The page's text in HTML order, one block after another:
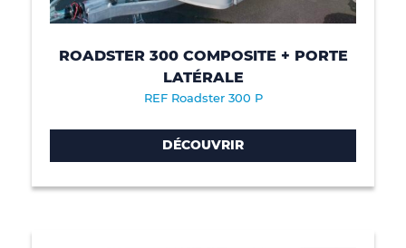
ROADSTER 300 COMPOSITE + PORTE
LATÉRALE
REF Roadster 300 P
DÉCOUVRIR